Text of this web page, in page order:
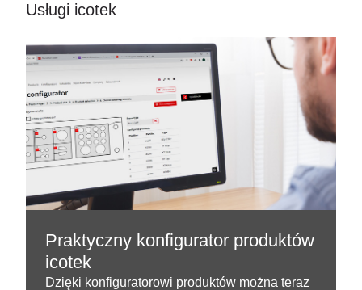
Usługi icotek
Praktyczny konfigurator produktów
icotek
Dzięki konfiguratorowi produktów można teraz